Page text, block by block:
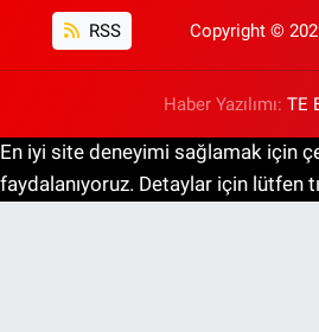
RSS Copyright ©
Haber Yazılımı: TE
En iyi site deneyimi sağlamak için
faydalanıyoruz. Detaylar için lütfen